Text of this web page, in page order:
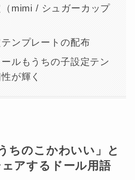
mimi / シュガーカップ
ンプレートの配布
ルもうちの子設定テン
が輝く
ちのこかわいい」と
アするドール用語